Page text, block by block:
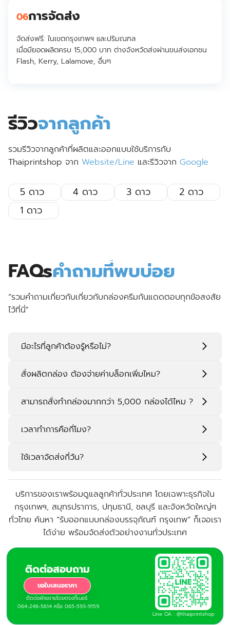
06การจัดส่ง
จัดส่งฟรี: ในเขตกรุงเทพฯ และปริมณฑล
เมื่อมียอดผลิตครบ 15,000 บาท ต่างจังหวัดส่งผ่านขนส่งเอกชน
Flash, Kerry, Lalamove, อื่นๆ
รีวิวจากลูกค้า
รวมรีวิวจากลูกค้าที่ผลิตและออกแบบใช้บริการกับ
Thaiprintshop จาก Website/Line และรีวิวจาก Google
5 ดาว 4 ดาว 3 ดาว
2 ดาว
1 ดาว
FAQsคำถามที่พบบ่อย
“รวมคำถามเกี่ยวกับเกี่ยวกับกล่องครีมกันแดดตอบทุกข้อสงสัย
ไว้ที่นี่"
มีอะไรที่ลูกค้าต้องรู้หรือไม่?
สั่งผลิตกล่อง ต้องจ่ายค่าบล็อกเพิ่มไหม?
สามารถสั่งทำกล่องมากกว่า 5,000 กล่องได้ไหม ?
เวลาทำการคือกี่โมง?
ใช้เวลาจัดส่งกี่วัน?
บริการของเราพร้อมดูแลลูกค้าทั่วประเทศ โดยเฉพาะธุรกิจใน
กรุงเทพฯ, สมุทรปราการ, ปทุมธานี, ชลบุรีและจังหวัดใหญ่ๆ
ทั่วไทย ค้นหา “รับออกแบบกล่องบรรจุภัณฑ์ กรุงเทพ” ก็เจอเรา
ได้ง่าย พร้อมจัดส่งตัวอย่างงานทั่วประเทศ
ติดต่อสอบถาม
ขอใบเสนอราคา
ติดต่อฝ่ายขายโดยตรงที่เบอร์:
064-246-5614 หรือ 065-593-9159
Line OA : @thaiprintshop